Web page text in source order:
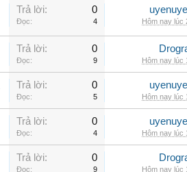
Trả lời: 0
Đọc: 4 Hôm nay lúc
Trả lời: 0
Đọc: 9 Hôm nay lúc
Trả lời: 0
Đọc: 5 Hôm nay lúc
Trả lời: 0
Đọc: 4 Hôm nay lúc
Trả lời: 0
Đọc: 9 Hôm nay lúc